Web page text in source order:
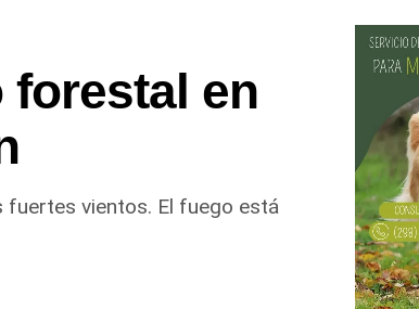
en
fuertes vientos. El fuego está